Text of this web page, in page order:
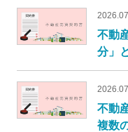
不動
分」
不動
複数